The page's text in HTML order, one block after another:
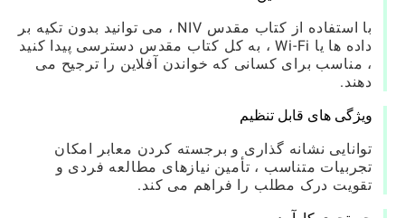
با استفاده از کتاب مقدس NIV ، می توانید بدون تکیه بر
داده ها یا Wi-Fi ، به کل کتاب مقدس دسترسی پیدا کنید
، مناسب برای کسانی که خواندن آفلاین را ترجیح می
دهند.
ویژگی های قابل تنظیم
توانایی نشانه گذاری و برجسته کردن معابر امکان
تجربیات متناسب ، تأمین نیازهای مطالعه فردی و
تقویت درک مطلب را فراهم می کند.